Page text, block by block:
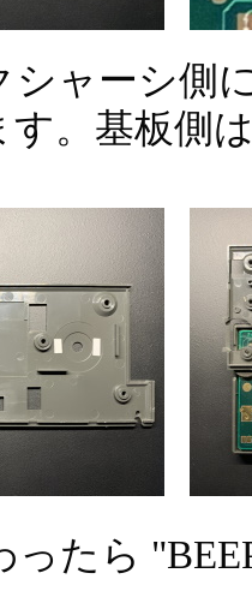
シャーシ側
す。基板側
ったら